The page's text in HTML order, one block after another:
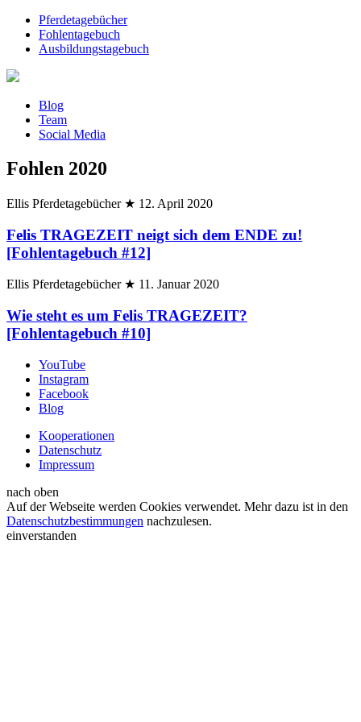
Pferdetagebücher
Fohlentagebuch
Ausbildungstagebuch
Blog
Team
Social Media
Fohlen 2020
Ellis Pferdetagebücher ★ 12. April 2020
Felis TRAGEZEIT neigt sich dem ENDE zu!
[Fohlentagebuch #12]
Ellis Pferdetagebücher ★ 11. Januar 2020
Wie steht es um Felis TRAGEZEIT?
[Fohlentagebuch #10]
YouTube
Instagram
Facebook
Blog
Kooperationen
Datenschutz
Impressum
nach oben
Auf der Webseite werden Cookies verwendet. Mehr dazu ist in den
Datenschutzbestimmungen nachzulesen.
einverstanden